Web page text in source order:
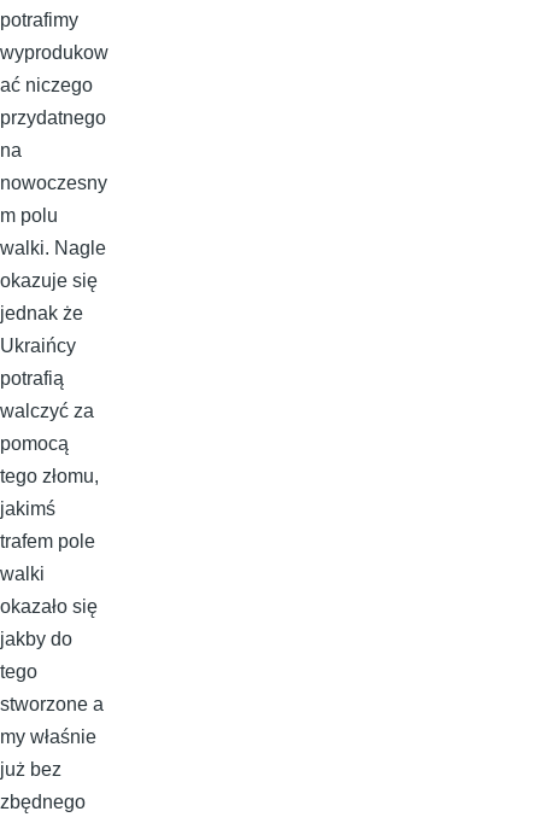
potrafimy
wyprodukow
ać niczego
przydatnego
na
nowoczesny
m polu
walki. Nagle
okazuje się
jednak że
Ukraińcy
potrafią
walczyć za
pomocą
tego złomu,
jakimś
trafem pole
walki
okazało się
jakby do
tego
stworzone a
my właśnie
już bez
zbędnego